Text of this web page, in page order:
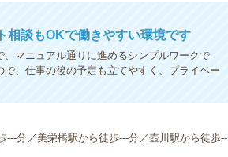
談もOKで働きやすい環境です
マニュアル通りに進めるシンプルワークで
、仕事の後の予定も立てやすく、プライベー
分／美栄橋駅から徒歩---分／壺川駅から徒歩--